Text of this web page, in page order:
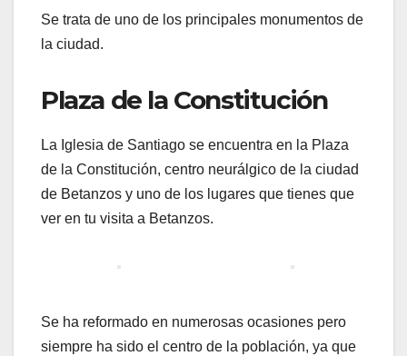
Se trata de uno de los principales monumentos de
la ciudad.
Plaza de la Constitución
La Iglesia de Santiago se encuentra en la Plaza
de la Constitución, centro neurálgico de la ciudad
de Betanzos y uno de los lugares que tienes que
ver en tu visita a Betanzos.
Se ha reformado en numerosas ocasiones pero
siempre ha sido el centro de la población, ya que